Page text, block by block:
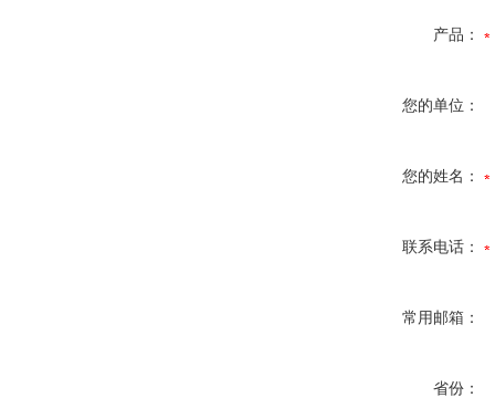
产品：
您的单位：
您的姓名：
联系电话：
常用邮箱：
省份：